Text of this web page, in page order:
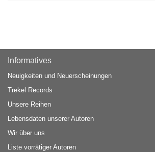
Informatives
Neuigkeiten und Neuerscheinungen
Trekel Records
Unsere Reihen
Lebensdaten unserer Autoren
Wir über uns
Liste vorrätiger Autoren